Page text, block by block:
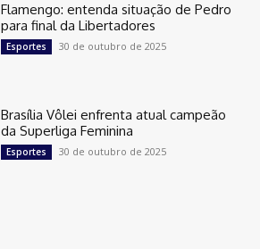
Flamengo: entenda situação de Pedro
para final da Libertadores
Esportes 30 de outubro de 2025
Brasília Vôlei enfrenta atual campeão
da Superliga Feminina
Esportes 30 de outubro de 2025